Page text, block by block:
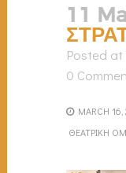
11
Posted
0
MARCH
ΘΕΑΤΡΙΚΗ